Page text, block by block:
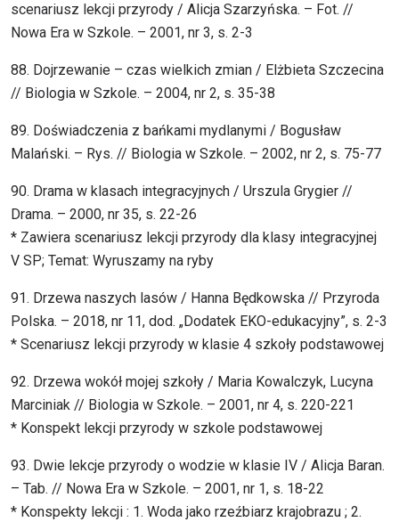
scenariusz lekcji przyrody / Alicja Szarzyńska. – Fot. //
Nowa Era w Szkole. – 2001, nr 3, s. 2-3
88. Dojrzewanie – czas wielkich zmian / Elżbieta Szczecina
// Biologia w Szkole. – 2004, nr 2, s. 35-38
89. Doświadczenia z bańkami mydlanymi / Bogusław
Malański. – Rys. // Biologia w Szkole. – 2002, nr 2, s. 75-77
90. Drama w klasach integracyjnych / Urszula Grygier //
Drama. – 2000, nr 35, s. 22-26
* Zawiera scenariusz lekcji przyrody dla klasy integracyjnej
V SP; Temat: Wyruszamy na ryby
91. Drzewa naszych lasów / Hanna Będkowska // Przyroda
Polska. – 2018, nr 11, dod. „Dodatek EKO-edukacyjny”, s. 2-3
* Scenariusz lekcji przyrody w klasie 4 szkoły podstawowej
92. Drzewa wokół mojej szkoły / Maria Kowalczyk, Lucyna
Marciniak // Biologia w Szkole. – 2001, nr 4, s. 220-221
* Konspekt lekcji przyrody w szkole podstawowej
93. Dwie lekcje przyrody o wodzie w klasie IV / Alicja Baran.
– Tab. // Nowa Era w Szkole. – 2001, nr 1, s. 18-22
* Konspekty lekcji : 1. Woda jako rzeźbiarz krajobrazu ; 2.